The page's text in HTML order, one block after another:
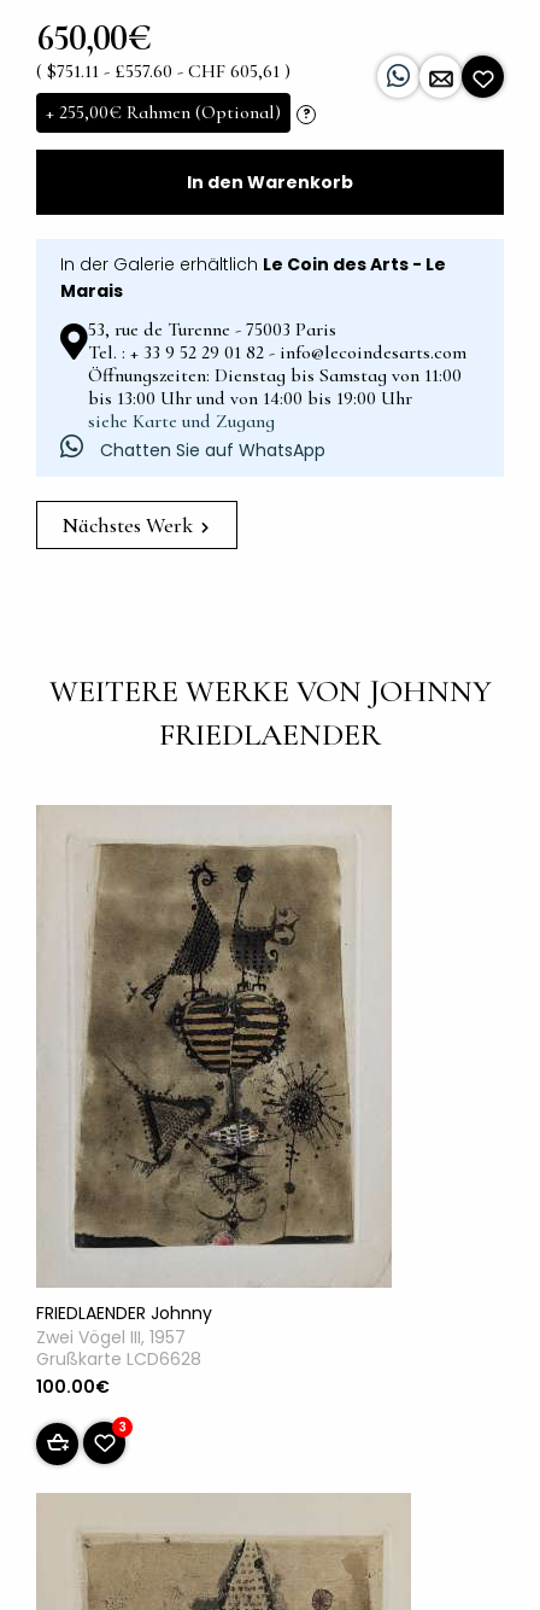
650,00€
( $751.11 - £557.60 - CHF 605,61 )
+ 255,00€ Rahmen (Optional) ?
In den Warenkorb
In der Galerie erhältlich Le Coin des Arts - Le
Marais
53, rue de Turenne - 75003 Paris
Tel. : + 33 9 52 29 01 82 - info@lecoindesarts.com
Öffnungszeiten: Dienstag bis Samstag von 11:00
bis 13:00 Uhr und von 14:00 bis 19:00 Uhr
siehe Karte und Zugang
Chatten Sie auf WhatsApp
Nächstes Werk
WEITERE WERKE VON JOHNNY
FRIEDLAENDER
FRIEDLAENDER Johnny
Zwei Vögel III, 1957
Grußkarte LCD6628
100.00€
3